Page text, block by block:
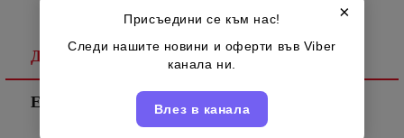
Детайлно описание
Енергийни стойности
×
Присъедини се към нас!
Следи нашите новини и оферти във Viber
канала ни.
Влез в канала